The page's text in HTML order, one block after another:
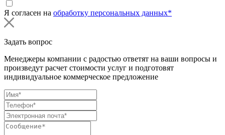
Я согласен на обработку персональных данных*
Задать вопрос
Менеджеры компании с радостью ответят на ваши вопросы и
произведут расчет стоимости услуг и подготовят
индивидуальное коммерческое предложение